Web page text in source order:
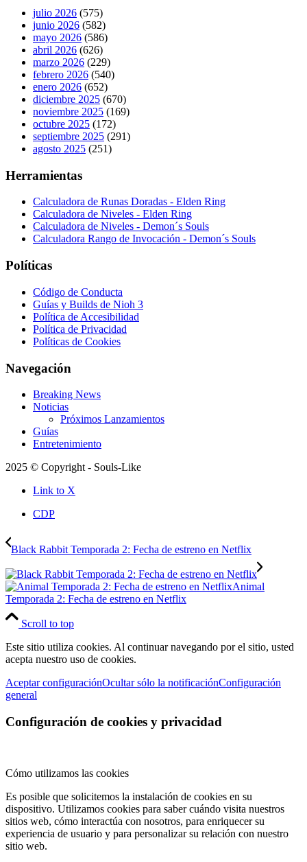
julio 2026 (575)
junio 2026 (582)
mayo 2026 (586)
abril 2026 (626)
marzo 2026 (229)
febrero 2026 (540)
enero 2026 (652)
diciembre 2025 (670)
noviembre 2025 (169)
octubre 2025 (172)
septiembre 2025 (291)
agosto 2025 (251)
Herramientas
Calculadora de Runas Doradas - Elden Ring
Calculadora de Niveles - Elden Ring
Calculadora de Niveles - Demon´s Souls
Calculadora Rango de Invocación - Demon´s Souls
Políticas
Código de Conducta
Guías y Builds de Nioh 3
Política de Accesibilidad
Política de Privacidad
Políticas de Cookies
Navegación
Breaking News
Noticias
Próximos Lanzamientos
Guías
Entretenimiento
2025 © Copyright - Souls-Like
Link to X
CDP
Black Rabbit Temporada 2: Fecha de estreno en Netflix
Animal
Temporada 2: Fecha de estreno en Netflix
Scroll to top
Este sitio utiliza cookies. Al continuar navegando por el sitio, usted
acepta nuestro uso de cookies.
Aceptar configuraciónOcultar sólo la notificaciónConfiguración
general
Configuración de cookies y privacidad
Cómo utilizamos las cookies
Es posible que solicitemos la instalación de cookies en su
dispositivo. Utilizamos cookies para saber cuándo visita nuestros
sitios web, cómo interactúa con nosotros, para enriquecer su
experiencia de usuario y para personalizar su relación con nuestro
sitio web.